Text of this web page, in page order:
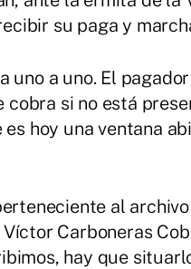
su paga y
uno a uno. El
si no está
hoy una ventana
al
Carboneras
hay que